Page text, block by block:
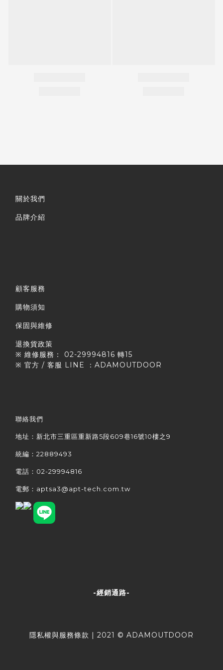
關於我們
品牌介紹
顧客服務
購物須知
保固與維修
退換貨政策
※ 維修服務： 02-29994816 轉15
※ 官方 / 客服 LINE ：ADAMOUTDOOR
聯絡我們
地址：新北市三重區重新路5段609巷16號10樓之9
統編：22889493
電話：02-29994816
電郵：aptsa3@apt-tech.com.tw
-經銷通路-
隱私權與服務條款 | 2021 © ADAMOUTDOOR